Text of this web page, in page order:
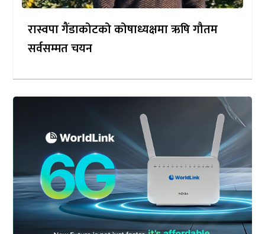
रास्वपा गैंडाकोटको कोषाध्यक्षमा ऋषि गौतम
सर्वसम्मत चयन